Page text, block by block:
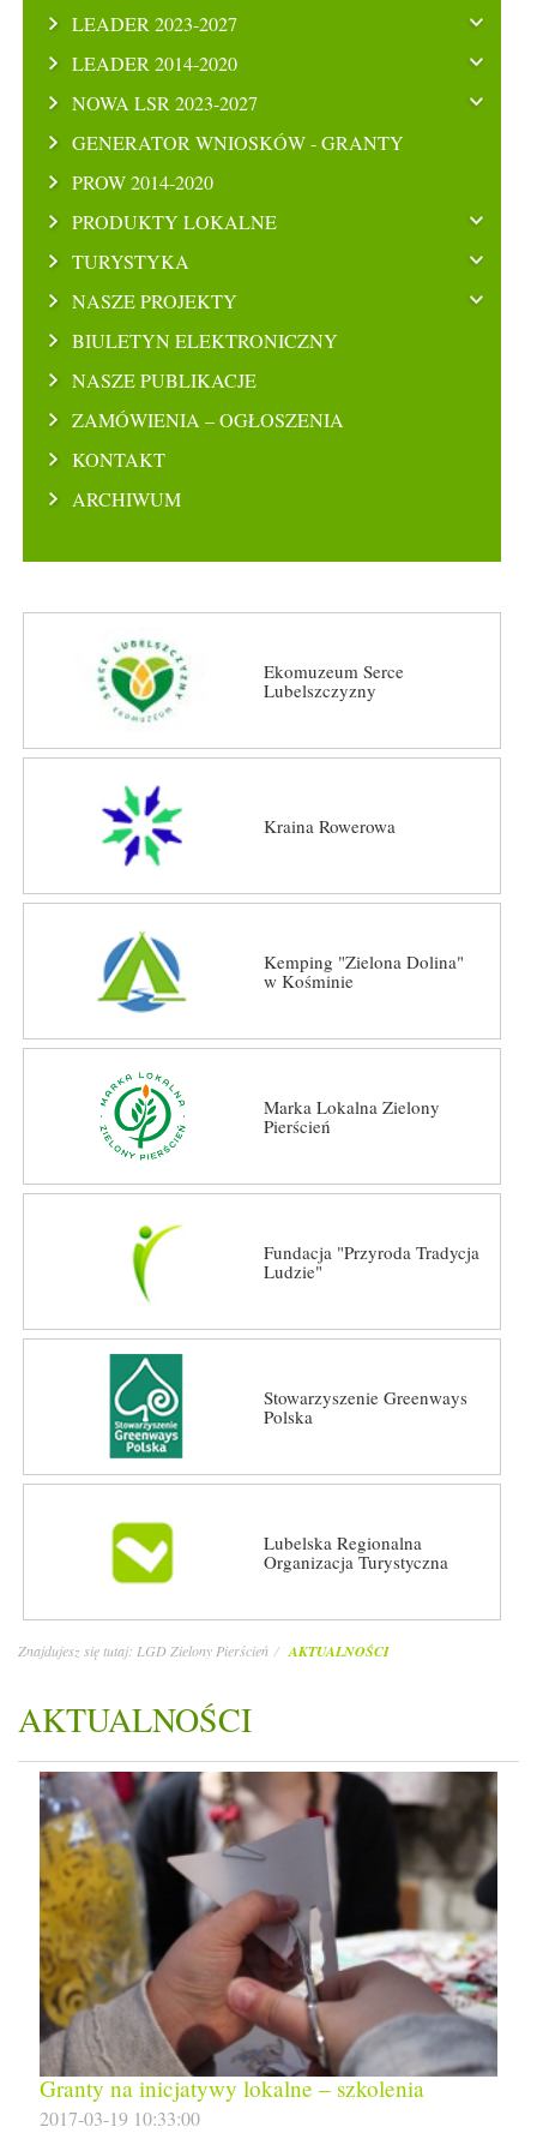
LEADER 2023-2027
LEADER 2014-2020
NOWA LSR 2023-2027
GENERATOR WNIOSKÓW - GRANTY
PROW 2014-2020
PRODUKTY LOKALNE
TURYSTYKA
NASZE PROJEKTY
BIULETYN ELEKTRONICZNY
NASZE PUBLIKACJE
ZAMÓWIENIA – OGŁOSZENIA
KONTAKT
ARCHIWUM
Ekomuzeum Serce
Lubelszczyzny
Kraina Rowerowa
Kemping "Zielona Dolina"
w Kośminie
Marka Lokalna Zielony
Pierścień
Fundacja "Przyroda Tradycja
Ludzie"
Stowarzyszenie Greenways
Polska
Lubelska Regionalna
Organizacja Turystyczna
Znajdujesz się tutaj: LGD Zielony Pierścień AKTUALNOŚCI
AKTUALNOŚCI
Granty na inicjatywy lokalne – szkolenia
2017-03-19 10:33:00